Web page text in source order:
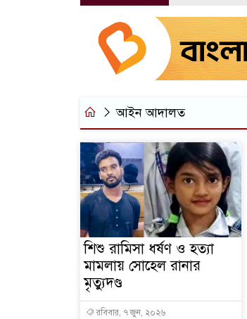
আইন আদালত
শিশু রামিসা ধর্ষণ ও হত্যা
মামলায় সোহেল রানার
মৃত্যুদণ্ড
রবিবার, ৭ জুন, ২০২৬